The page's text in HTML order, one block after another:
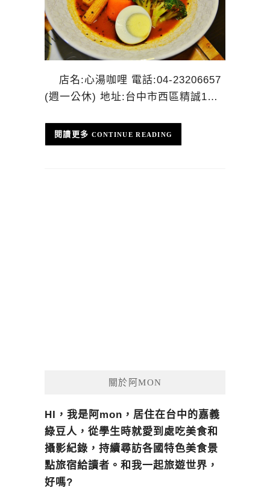
店名:心湯咖哩 電話:04-23206657
(週一公休) 地址:台中市西區精誠1…
CONTINUE READING
關於阿MON
HI，我是阿mon，居住在台中的嘉義
綠豆人，從學生時就愛到處吃美食和
攝影紀錄，持續尋訪各國特色美食景
點旅宿給讀者。和我一起旅遊世界，
好嗎?